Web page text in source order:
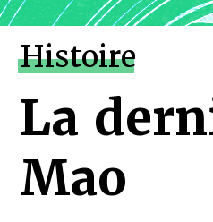
Histoire
La
Mao